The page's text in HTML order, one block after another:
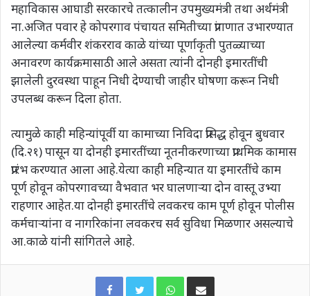
महाविकास आघाडी सरकारचे तत्कालीन उपमुख्यमंत्री तथा अर्थमंत्री
ना.अजित पवार हे कोपरगाव पंचायत समितीच्या प्रांगणात उभारण्यात
आलेल्या कर्मवीर शंकरराव काळे यांच्या पूर्णाकृती पुतळ्याच्या
अनावरण कार्यक्रमासाठी आले असता त्यांनी दोनही इमारतींची
झालेली दुरवस्था पाहून निधी देण्याची जाहीर घोषणा करून निधी
उपलब्ध करून दिला होता.
त्यामुळे काही महिन्यांपूर्वी या कामाच्या निविदा प्रसिद्ध होवून बुधवार
(दि.२१) पासून या दोनही इमारतींच्या नूतनीकरणाच्या प्राथमिक कामास
प्रारंभ करण्यात आला आहे.येत्या काही महिन्यात या इमारतींचे काम
पूर्ण होवून कोपरगावच्या वैभवात भर घालणाऱ्या दोन वास्तू उभ्या
राहणार आहेत.या दोनही इमारतींचे लवकरच काम पूर्ण होवून पोलीस
कर्मचाऱ्यांना व नागरिकांना लवकरच सर्व सुविधा मिळणार असल्याचे
आ.काळे यांनी सांगितले आहे.
WhatsAppShare via Email